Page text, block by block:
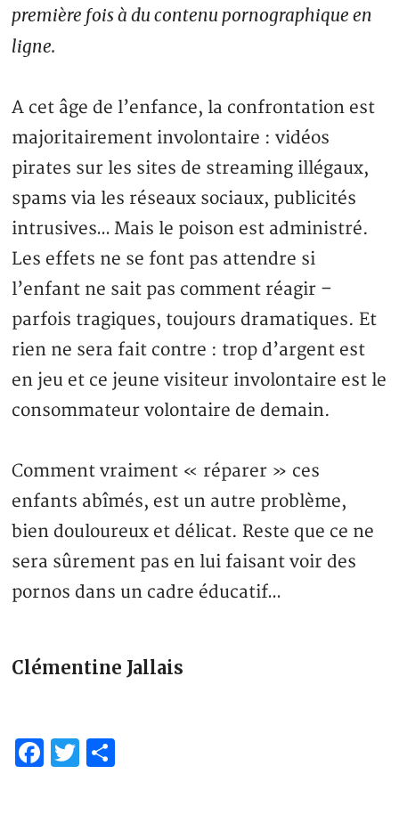
première fois à du contenu pornographique en
ligne.
A cet âge de l’enfance, la confrontation est
majoritairement involontaire : vidéos
pirates sur les sites de streaming illégaux,
spams via les réseaux sociaux, publicités
intrusives… Mais le poison est administré.
Les effets ne se font pas attendre si
l’enfant ne sait pas comment réagir –
parfois tragiques, toujours dramatiques. Et
rien ne sera fait contre : trop d’argent est
en jeu et ce jeune visiteur involontaire est le
consommateur volontaire de demain.
Comment vraiment « réparer » ces
enfants abîmés, est un autre problème,
bien douloureux et délicat. Reste que ce ne
sera sûrement pas en lui faisant voir des
pornos dans un cadre éducatif…
Clémentine Jallais
Facebook
Twitter